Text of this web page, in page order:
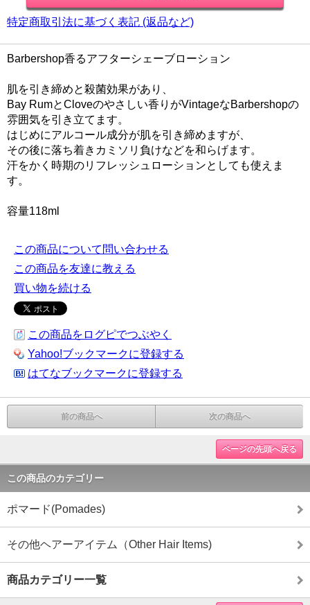
特定商取引法に基づく表記 (返品など)
Barbershop香るアフターシェーブローション
肌を引き締めと殺菌効果があり、
Bay RumとCloveのやさしい香りがVintageなBarbershopの
雰囲気を引き立てます。
はじめにアルコール成分が肌を引き締めますが、
その後に落ち着きカミソリ負けなどを和らげます。
汗をかく時期のリフレッシュローションとしても使えま
す。
容量118ml
この商品について問い合わせる
この商品を友達に教える
買い物を続ける
この商品をログピでつぶやく
Yahoo!ブックマークに登録する
はてなブックマークに登録する
前の商品へ 次の商品へ
ページの先頭へ戻る
この商品のカテゴリー
ポマード(Pomades)
その他ヘアーアイテム（Other Hair Items)
商品カテゴリー一覧